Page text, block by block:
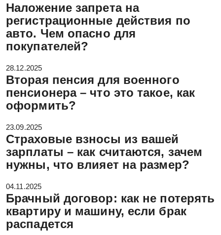
Наложение запрета на
регистрационные действия по
авто. Чем опасно для
покупателей?
28.12.2025
Вторая пенсия для военного
пенсионера – что это такое, как
оформить?
23.09.2025
Страховые взносы из вашей
зарплаты – как считаются, зачем
нужны, что влияет на размер?
04.11.2025
Брачный договор: как не потерять
квартиру и машину, если брак
распадется